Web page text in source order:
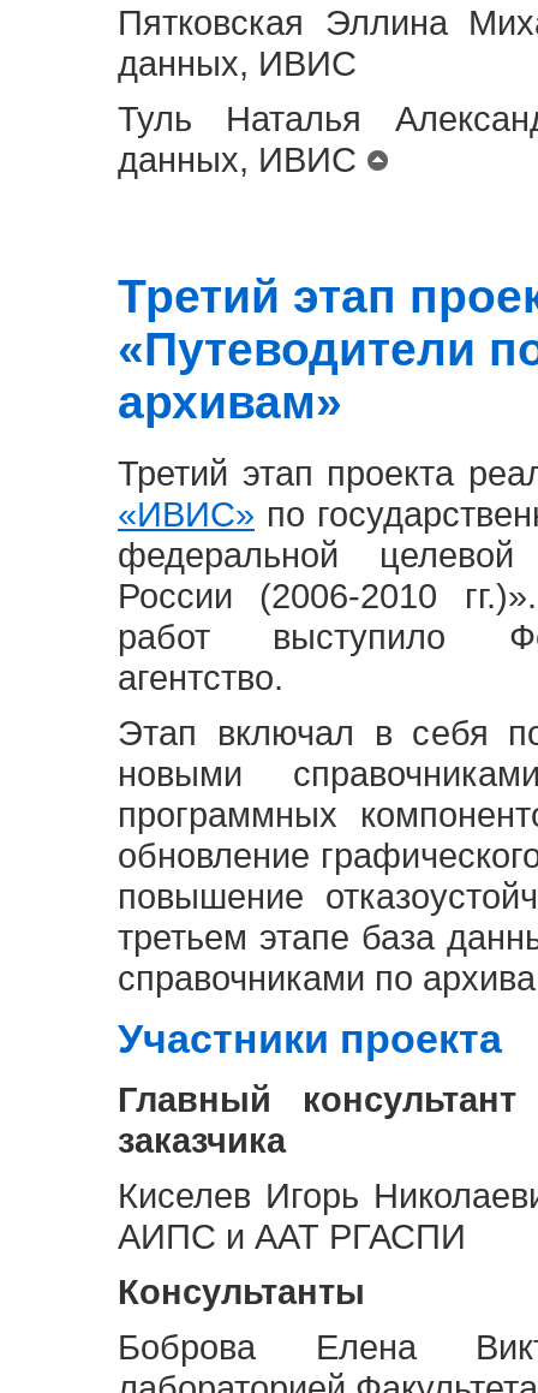
Пятковская Эллина
данных, ИВИС
Туль Наталья
данных, ИВИС
Третий этап
«Путеводители
архивам»
Третий этап проекта
«ИВИС» по
федеральной
России (2006-2010
работ выступило
агентство.
Этап включал в себя
новыми
программных
обновление
повышение
третьем этапе база
справочниками по
Участники проекта
Главный
заказчика
Киселев Игорь
АИПС и ААТ РГАСПИ
Консультанты
Боброва Елена